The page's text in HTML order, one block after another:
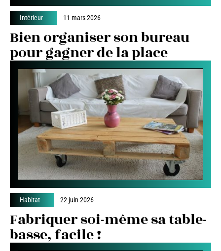
Intérieur 11 mars 2026
Bien organiser son bureau
pour gagner de la place
Habitat 22 juin 2026
Fabriquer soi-même sa table-
basse, facile !